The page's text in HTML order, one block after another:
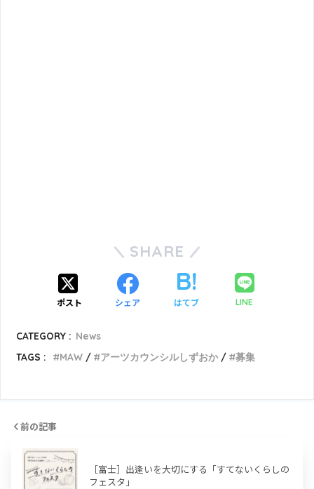
SHARE
ポスト シェア はてブ LINE
CATEGORY : News
TAGS :
MAW アーツカウンシルしずおか 募集
前の記事
［富士］出逢いを大切にする「すてないくらしの
フェスタ」